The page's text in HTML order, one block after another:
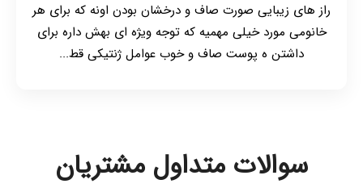
راز های زیبایی صورت صاف و درخشان بودن اونه که برای هر
خانومی مورد خیلی مهمیه که توجه ویژه ای بهش داره برای
داشتن ه پوست صاف و خوب عوامل ژنتیکی قط...
سوالات متداول مشتریان